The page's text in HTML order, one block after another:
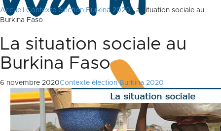
Accueil Contexte élection Burkina 2020 La situation sociale au
Burkina Faso
La situation sociale au
Burkina Faso
6 novembre 2020Contexte élection Burkina 2020